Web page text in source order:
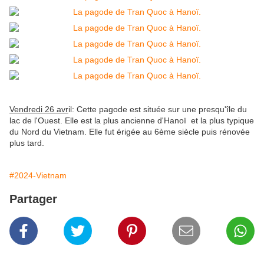
Vendredi 26 avril: Cette pagode est située sur une presqu'île du
lac de l'Ouest. Elle est la plus ancienne d'Hanoï et la plus typique
du Nord du Vietnam. Elle fut érigée au 6ème siècle puis rénovée
plus tard.
#2024-Vietnam
Partager